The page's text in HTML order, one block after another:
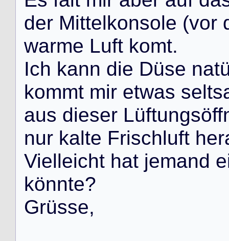
der Mittelkonsole (vor
warme Luft komt.
Ich kann die Düse nat
kommt mir etwas selts
aus dieser Lüftungsöff
nur kalte Frischluft her
Vielleicht hat jemand e
könnte?
Grüsse,